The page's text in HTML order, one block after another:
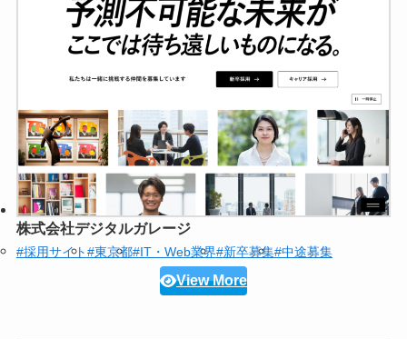
株式会社デジタルガレージ
#採用サイト#東京都#IT・Web業界#新卒募集#中途募集
View More